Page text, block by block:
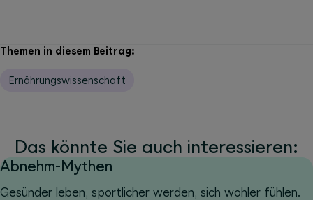
Themen in diesem Beitrag:
Ernährungswissenschaft
Das könnte Sie auch interessieren:
Abnehm-Mythen
Gesünder leben, sportlicher werden, sich wohler fühlen.